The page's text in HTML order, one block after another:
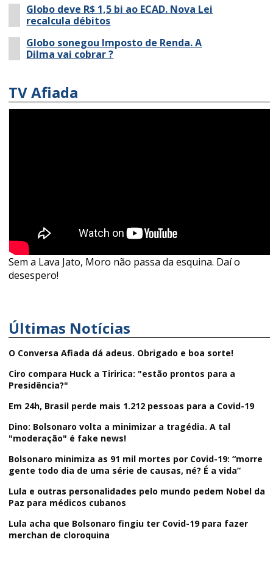
Globo deve R$ 1,5 bi ao ECAD. Nova Lei
recalcula débitos
Globo sonegou Imposto de Renda. A
Dilma vai cobrar ?
TV Afiada
Sem a Lava Jato, Moro não passa da esquina. Daí o
desespero!
Últimas Notícias
O Conversa Afiada dá adeus. Obrigado e boa sorte!
Ciro compara Huck a Tiririca: "estão prontos para a
Presidência?"
Em 24h, Brasil perde mais 1.212 pessoas para a Covid-19
Dino: Bolsonaro volta a minimizar a tragédia. A tal
"moderação" é fake news!
Bolsonaro minimiza as 91 mil mortes por Covid-19: “morre
gente todo dia de uma série de causas, né? É a vida”
Lula e outras personalidades pelo mundo pedem Nobel da
Paz para médicos cubanos
Lula acha que Bolsonaro fingiu ter Covid-19 para fazer
merchan de cloroquina